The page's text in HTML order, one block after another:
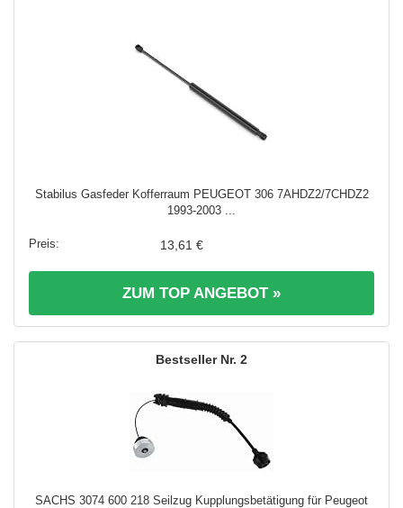
Stabilus Gasfeder Kofferraum PEUGEOT 306 7AHDZ2/7CHDZ2
1993-2003 ...
13,61 €
ZUM TOP ANGEBOT »
2
SACHS 3074 600 218 Seilzug Kupplungsbetätigung für Peugeot